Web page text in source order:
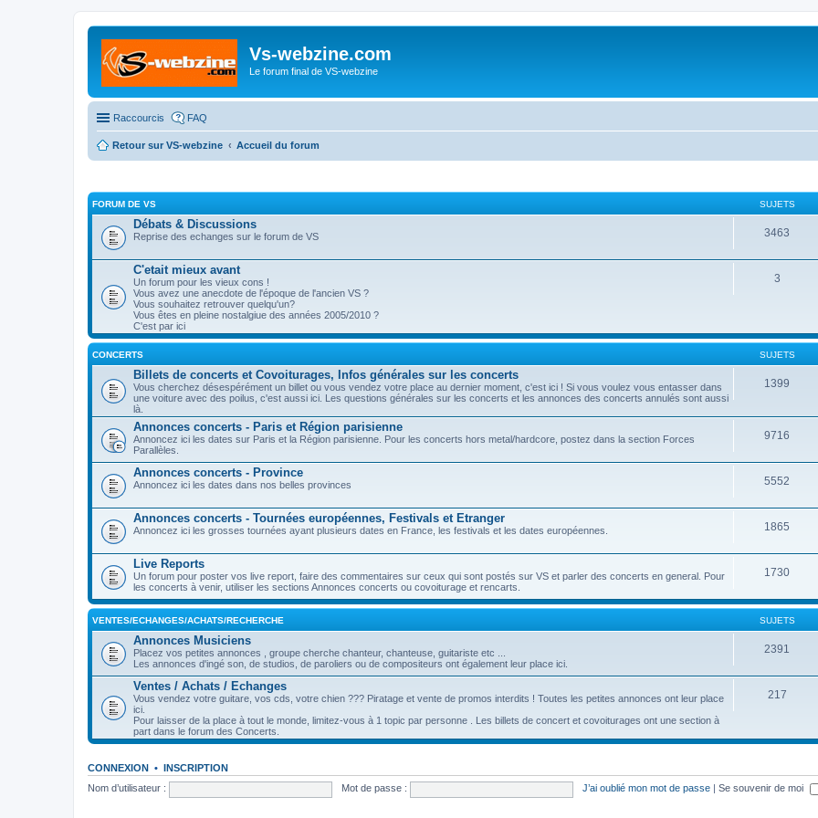
Vs-webzine.com
Le forum final de VS-webzine
Raccourcis FAQ
Retour sur VS-webzine Accueil du forum
FORUM DE VS SUJETS
Débats & Discussions
Reprise des echanges sur le forum de VS 3463
C'etait mieux avant
Un forum pour les vieux cons !
Vous avez une anecdote de l'époque de l'ancien VS ?
Vous souhaitez retrouver quelqu'un?
Vous êtes en pleine nostalgiue des années 2005/2010 ?
C'est par ici
3
CONCERTS SUJETS
Billets de concerts et Covoiturages, Infos générales sur les concerts
Vous cherchez désespérément un billet ou vous vendez votre place au dernier moment, c'est ici ! Si vous voulez vous entasser dans
une voiture avec des poilus, c'est aussi ici. Les questions générales sur les concerts et les annonces des concerts annulés sont aussi
là.
1399
Annonces concerts - Paris et Région parisienne
Annoncez ici les dates sur Paris et la Région parisienne. Pour les concerts hors metal/hardcore, postez dans la section Forces
Parallèles.
9716
Annonces concerts - Province
Annoncez ici les dates dans nos belles provinces 5552
Annonces concerts - Tournées européennes, Festivals et Etranger
Annoncez ici les grosses tournées ayant plusieurs dates en France, les festivals et les dates européennes. 1865
Live Reports
Un forum pour poster vos live report, faire des commentaires sur ceux qui sont postés sur VS et parler des concerts en general. Pour
les concerts à venir, utiliser les sections Annonces concerts ou covoiturage et rencarts.
1730
VENTES/ECHANGES/ACHATS/RECHERCHE SUJETS
Annonces Musiciens
Placez vos petites annonces , groupe cherche chanteur, chanteuse, guitariste etc ...
Les annonces d'ingé son, de studios, de paroliers ou de compositeurs ont également leur place ici.
2391
Ventes / Achats / Echanges
Vous vendez votre guitare, vos cds, votre chien ??? Piratage et vente de promos interdits ! Toutes les petites annonces ont leur place
ici.
Pour laisser de la place à tout le monde, limitez-vous à 1 topic par personne . Les billets de concert et covoiturages ont une section à
part dans le forum des Concerts.
217
CONNEXION • INSCRIPTION
Nom d’utilisateur :
Mot de passe : J’ai oublié mon mot de passe Se souvenir de moi